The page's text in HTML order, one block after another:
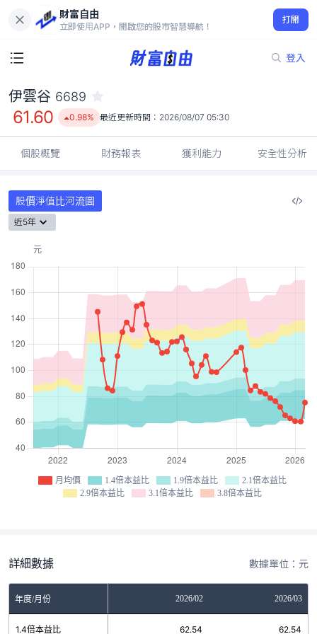
財富自由
立即使用APP，開啟您的股市智慧導航！
打開
登入
61.60
0.98%
伊雲谷 6689
61.60 0.98% 最近更新時間： 2026/08/07 05:30
個股概覽 財務報表 獲利能力 安全性分析
股價淨值比河流圖
近5年
月均價 1.4倍本益比 1.9倍本益比
2.1倍本益比
2.9倍本益比
3.1倍本益比 3.8倍本益比
詳細數據 數據單位：元
年度/月份 2026/02 2026/03
1.4倍本益比 62.54 62.54